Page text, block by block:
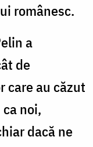
românesc.
a
de
care au căzut
noi,
dacă ne